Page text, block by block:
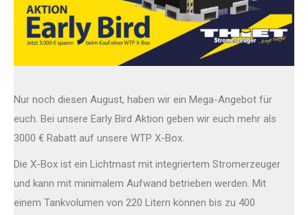
Nur noch diesen August, haben wir ein Mega-Angebot für
euch. Bei unsere Early Bird Aktion geben wir euch mehr als
3000 € Rabatt auf unsere WTP X-Box.
Die X-Box ist ein Lichtmast mit integriertem Stromerzeuger
und kann mit minimalem Aufwand betrieben werden. Mit
einem Tankvolumen von 220 Litern können bis zu 400